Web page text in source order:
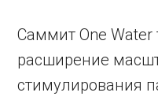
Саммит One
расширение
стимулирования